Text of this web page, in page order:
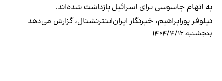
به اتهام جاسوسی برای اسرائیل بازداشت شده‌اند.
نیلوفر پورابراهیم، خبرنگار ایران‌اینترنشنال، گزارش می‌دهد
پنجشنبه ۱۴۰۴/۴/۱۲